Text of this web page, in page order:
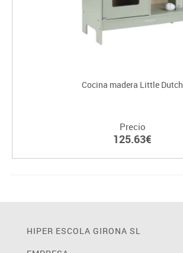
Cocina madera Little Dutch
Precio
125.63€
HIPER ESCOLA GIRONA SL